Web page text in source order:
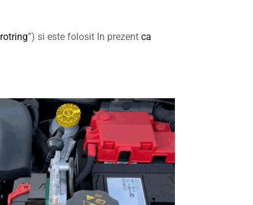
rotring”) si este folosit In prezent ca